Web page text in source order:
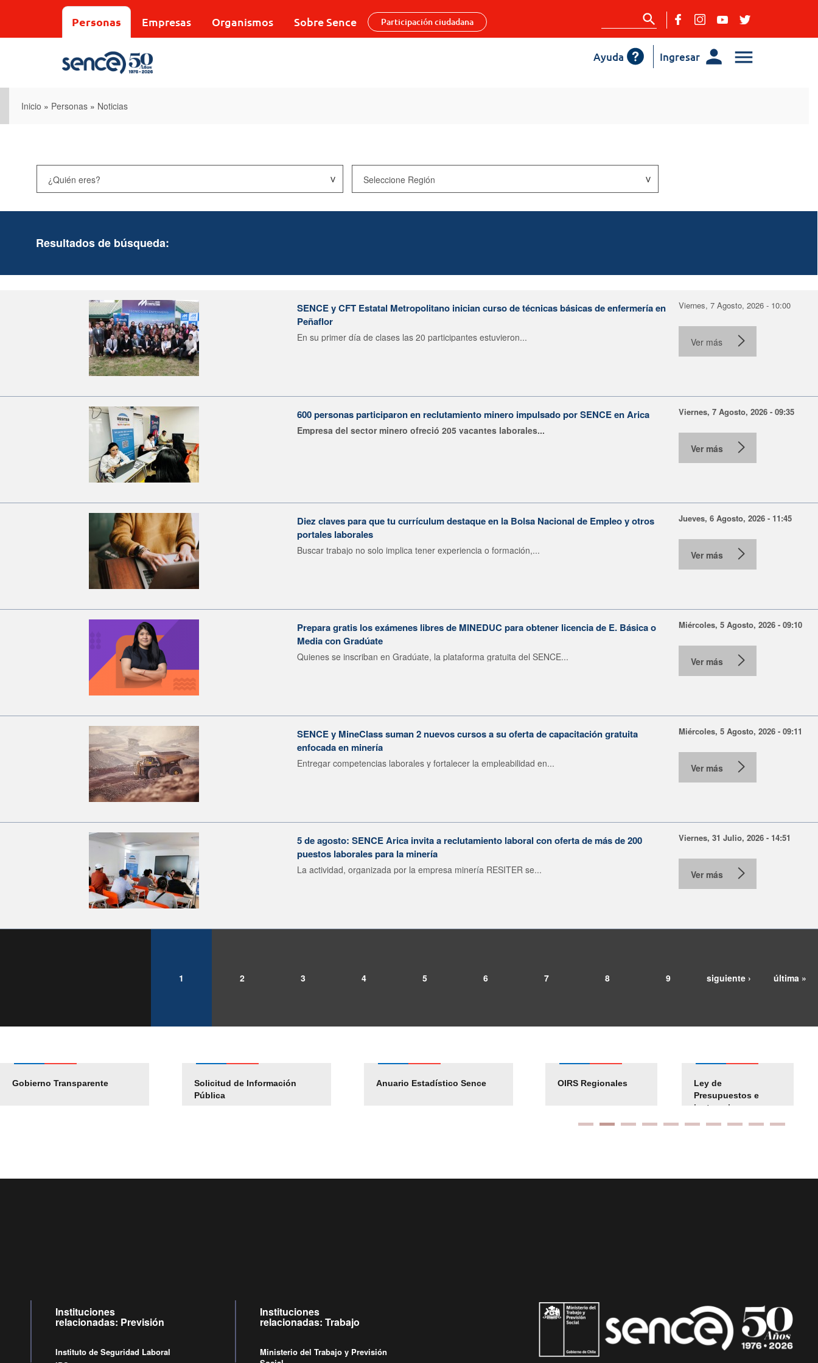
Personas Empresas Organismos Sobre Sence Participación ciudadana
Ingresar
Ayuda
Inicio » Personas » Noticias
Resultados de búsqueda:
SENCE y CFT Estatal Metropolitano inician curso de técnicas básicas de enfermería en
Peñaflor
En su primer día de clases las 20 participantes estuvieron...
Viernes, 7 Agosto, 2026 - 10:00
Ver más
600 personas participaron en reclutamiento minero impulsado por SENCE en Arica
Empresa del sector minero ofreció 205 vacantes laborales...
Viernes, 7 Agosto, 2026 - 09:35
Ver más
Diez claves para que tu currículum destaque en la Bolsa Nacional de Empleo y otros
portales laborales
Buscar trabajo no solo implica tener experiencia o formación,...
Jueves, 6 Agosto, 2026 - 11:45
Ver más
Prepara gratis los exámenes libres de MINEDUC para obtener licencia de E. Básica o
Media con Gradúate
Quienes se inscriban en Gradúate, la plataforma gratuita del SENCE...
Miércoles, 5 Agosto, 2026 - 09:10
Ver más
SENCE y MineClass suman 2 nuevos cursos a su oferta de capacitación gratuita
enfocada en minería
Entregar competencias laborales y fortalecer la empleabilidad en...
Miércoles, 5 Agosto, 2026 - 09:11
Ver más
5 de agosto: SENCE Arica invita a reclutamiento laboral con oferta de más de 200
puestos laborales para la minería
La actividad, organizada por la empresa minería RESITER se...
Viernes, 31 Julio, 2026 - 14:51
Ver más
1 2 3 4 5 6 7 8 9 siguiente › última »
Gobierno Transparente
Solicitud de Información
Pública
Anuario Estadístico Sence
Pago Proveedores
Empleos Públicos
Solicitud Audiencias
OIRS Regionales
Ley de
Presupuestos e
instrucciones
Instituciones
relacionadas: Previsión
Instituto de Seguridad Laboral
Instituciones
relacionadas: Trabajo
Ministerio del Trabajo y Previsión